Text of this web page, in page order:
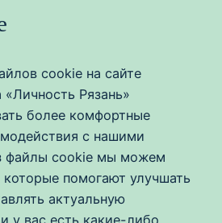
cookie на сайте
«Личность Рязань»
более комфортные
с нашими
файлы cookie мы можем
которые помогают улучшать
актуальную